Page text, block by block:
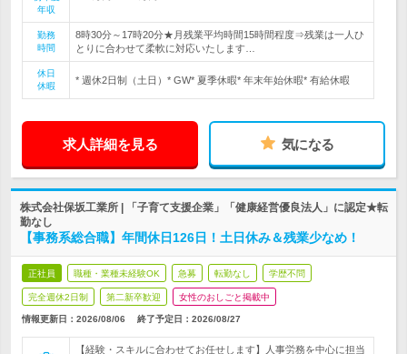
年収
勤務
時間
8時30分～17時20分★月残業平均時間15時間程度⇒残業は一人ひ
とりに合わせて柔軟に対応いたします…
休日
休暇
* 週休2日制（土日）* GW* 夏季休暇* 年末年始休暇* 有給休暇
求人詳細を見る 気になる
株式会社保坂工業所 | 「子育て支援企業」「健康経営優良法人」に認定★転
勤なし
【事務系総合職】年間休日126日！土日休み＆残業少なめ！
正社員 職種・業種未経験OK 急募 転勤なし 学歴不問
完全週休2日制 第二新卒歓迎 女性のおしごと掲載中
情報更新日：2026/08/06 終了予定日： 2026/08/27
【経験・スキルに合わせてお任せします】人事労務を中心に担当